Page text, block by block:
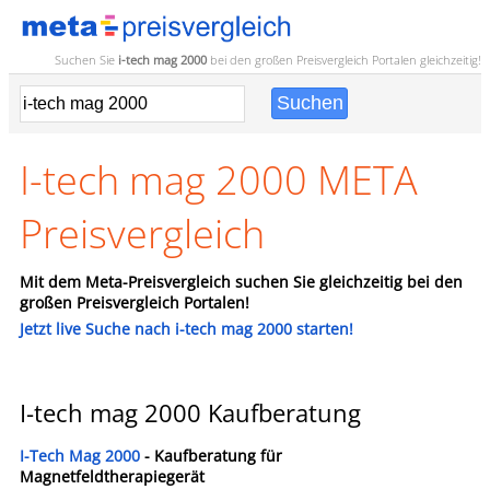
Suchen Sie i-tech mag 2000 bei den großen Preisvergleich Portalen gleichzeitig!
I-tech mag 2000 META
Preisvergleich
Mit dem Meta-Preisvergleich suchen Sie gleichzeitig bei den
großen Preisvergleich Portalen!
Jetzt live Suche nach i-tech mag 2000 starten!
I-tech mag 2000 Kaufberatung
I-Tech Mag 2000 - Kaufberatung für
Magnetfeldtherapiegerät